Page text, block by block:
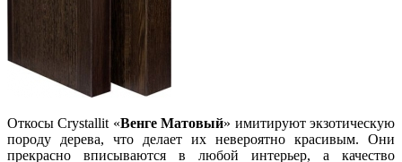
Откосы Crystallit «Венге Матовый» имитируют экзотическую
породу дерева, что делает их невероятно красивым. Они
прекрасно вписываются в любой интерьер, а качество